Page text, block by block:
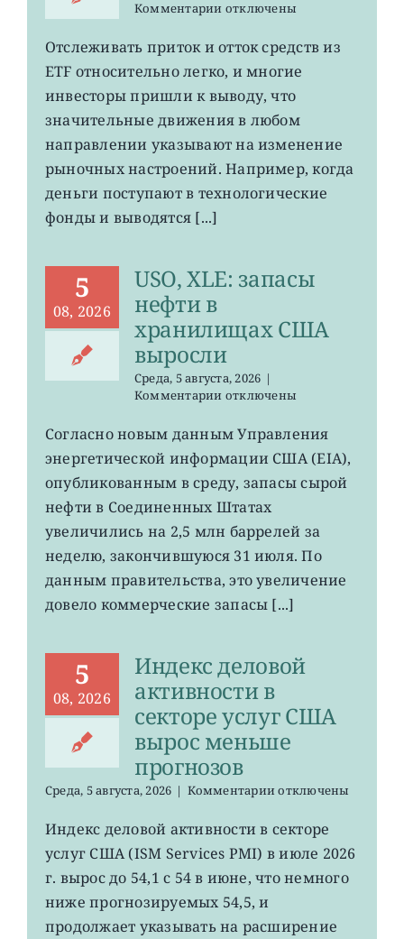
Комментариик
О
говорят
потоки
средств
на
рынке
ETF
отключены
Отслеживать приток и отток средств из
ETF относительно легко, и многие
инвесторы пришли к выводу, что
значительные движения в любом
направлении указывают на изменение
рыночных настроений. Например, когда
деньги поступают в технологические
фонды и выводятся [...]
5
08, 2026
USO, XLE: запасы
нефти в
хранилищах США
выросли
Среда, 5 августа, 2026 |
Комментариик
USO,
запасы
нефти
хранилищах
США
выросли
отключены
Согласно новым данным Управления
энергетической информации США (EIA),
опубликованным в среду, запасы сырой
нефти в Соединенных Штатах
увеличились на 2,5 млн баррелей за
неделю, закончившуюся 31 июля. По
данным правительства, это увеличение
довело коммерческие запасы [...]
5
08, 2026
Индекс деловой
активности в
секторе услуг США
вырос меньше
прогнозов
Среда, 5 августа, 2026 | Комментариик
Индекс
деловой
активности
в
США
отключены
Индекс деловой активности в секторе
услуг США (ISM Services PMI) в июле 2026
г. вырос до 54,1 с 54 в июне, что немного
ниже прогнозируемых 54,5, и
продолжает указывать на расширение